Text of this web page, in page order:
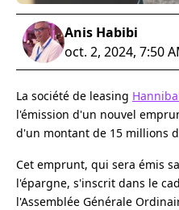
Anis Habibi
oct. 2, 2024, 7:50
La société de leasing
l'émission d'un nouvel
d'un montant de 15 millions
Cet emprunt, qui sera émis
l'épargne, s'inscrit dans le
l'Assemblée Générale